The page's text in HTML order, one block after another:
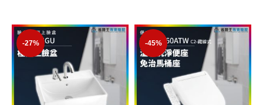
-27% -45%